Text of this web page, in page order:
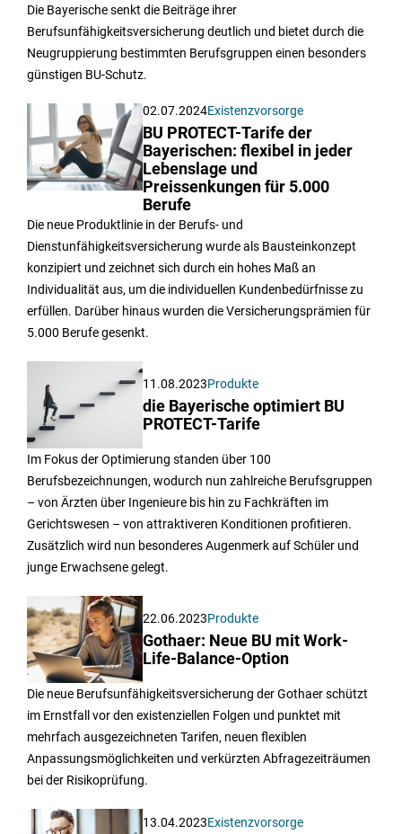
Die Bayerische senkt die Beiträge ihrer
Berufsunfähigkeitsversicherung deutlich und bietet durch die
Neugruppierung bestimmten Berufsgruppen einen besonders
günstigen BU-Schutz.
02.07.2024Existenzvorsorge
BU PROTECT-Tarife der
Bayerischen: flexibel in jeder
Lebenslage und
Preissenkungen für 5.000
Berufe
Die neue Produktlinie in der Berufs- und
Dienstunfähigkeitsversicherung wurde als Bausteinkonzept
konzipiert und zeichnet sich durch ein hohes Maß an
Individualität aus, um die individuellen Kundenbedürfnisse zu
erfüllen. Darüber hinaus wurden die Versicherungsprämien für
5.000 Berufe gesenkt.
11.08.2023Produkte
die Bayerische optimiert BU
PROTECT-Tarife
Im Fokus der Optimierung standen über 100
Berufsbezeichnungen, wodurch nun zahlreiche Berufsgruppen
– von Ärzten über Ingenieure bis hin zu Fachkräften im
Gerichtswesen – von attraktiveren Konditionen profitieren.
Zusätzlich wird nun besonderes Augenmerk auf Schüler und
junge Erwachsene gelegt.
22.06.2023Produkte
Gothaer: Neue BU mit Work-
Life-Balance-Option
Die neue Berufsunfähigkeitsversicherung der Gothaer schützt
im Ernstfall vor den existenziellen Folgen und punktet mit
mehrfach ausgezeichneten Tarifen, neuen flexiblen
Anpassungsmöglichkeiten und verkürzten Abfragezeiträumen
bei der Risikoprüfung.
13.04.2023Existenzvorsorge